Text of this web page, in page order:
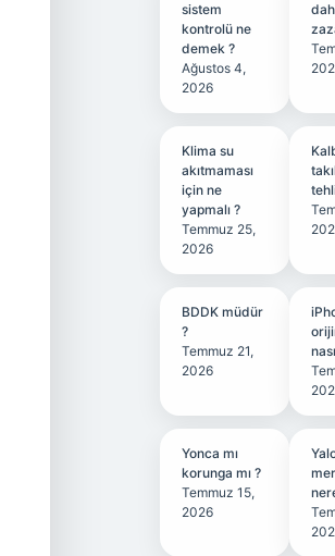
sistem
kontrolü ne
demek ?
Ağustos 4,
2026
Klima su
akıtmaması
için ne
yapmalı ?
Temmuz 25,
2026
BDDK müdür
?
Temmuz 21,
2026
Yonca mı
korunga mı ?
Temmuz 15,
2026